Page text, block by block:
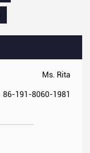
Ms. Rita
86-191-8060-1981